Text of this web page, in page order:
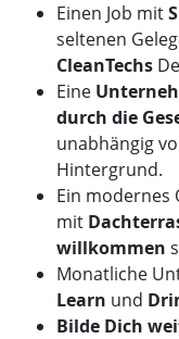
Einen Job mit
seltenen
CleanTechs
Eine
durch die
unabhängig
Hintergrund.
Ein modernes
mit
willkommen
Monatliche
Learn und
Bilde Dich